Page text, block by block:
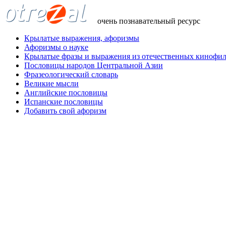
очень познавательный ресурс
Крылатые выражения, афоризмы
Афоризмы о науке
Крылатые фразы и выражения из отечественных
Пословицы народов Центральной Азии
Фразеологический словарь
Великие мысли
Английские пословицы
Испанские пословицы
Добавить свой афоризм